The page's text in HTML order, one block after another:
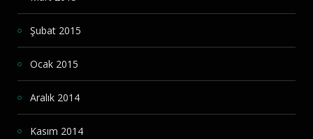
Şubat 2015
Ocak 2015
Aralık 2014
Kasım 2014